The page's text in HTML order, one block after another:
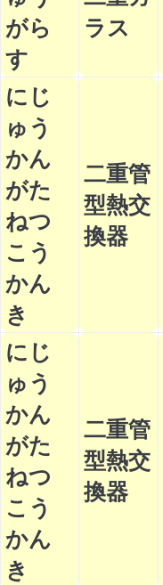
がら
す
ラス
にじ
ゅう
かん
がた
ねつ
こう
かん
き
二重管
型熱交
換器
にじ
ゅう
かん
がた
ねつ
こう
かん
き
二重管
型熱交
換器